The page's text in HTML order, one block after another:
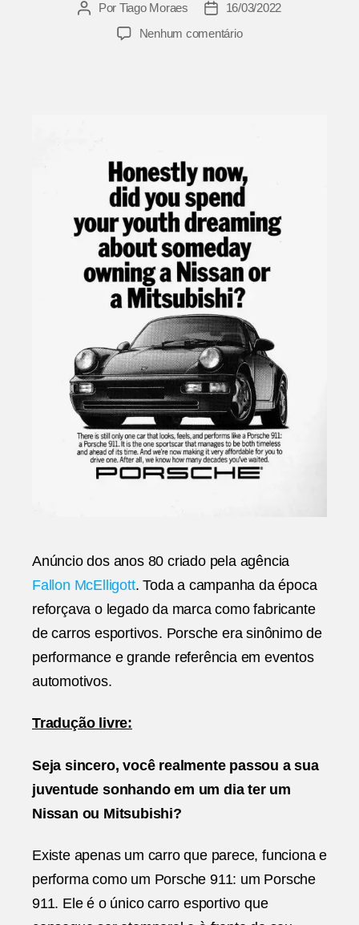
Autor
Por Tiago Moraes
Data
de
16/03/2022
Nenhum comentárioem
Anúncio dos anos 80 criado pela agência
Fallon McElligott. Toda a campanha da época
reforçava o legado da marca como fabricante
de carros esportivos. Porsche era sinônimo de
performance e grande referência em eventos
automotivos.
Tradução livre:
Seja sincero, você realmente passou a sua
juventude sonhando em um dia ter um
Nissan ou Mitsubishi?
Existe apenas um carro que parece, funciona e
performa como um Porsche 911: um Porsche
911. Ele é o único carro esportivo que